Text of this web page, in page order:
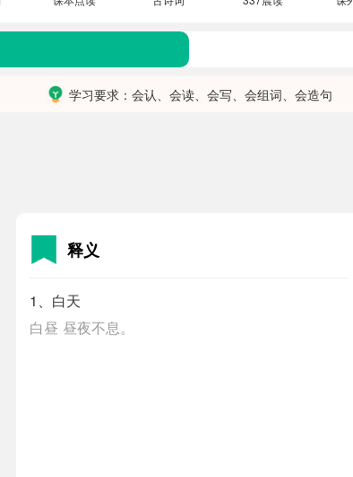
学习要求：会认、会读、会写、会组词、会造句
释义
1、白天
白昼 昼夜不息。